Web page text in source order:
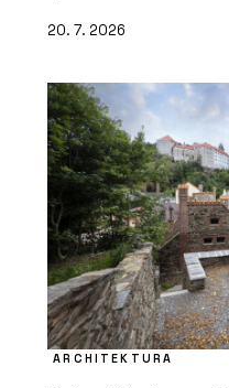
20. 7. 2026
ARCHITEKTURA